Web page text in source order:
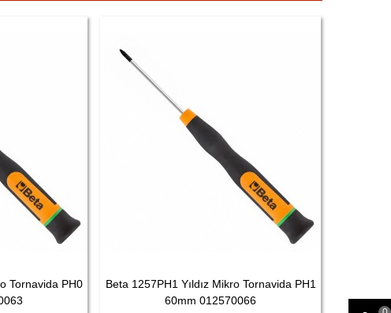
Tornavida PH0
Beta 1257PH1 Yıldız Mikro Tornavida PH1
60mm 012570066